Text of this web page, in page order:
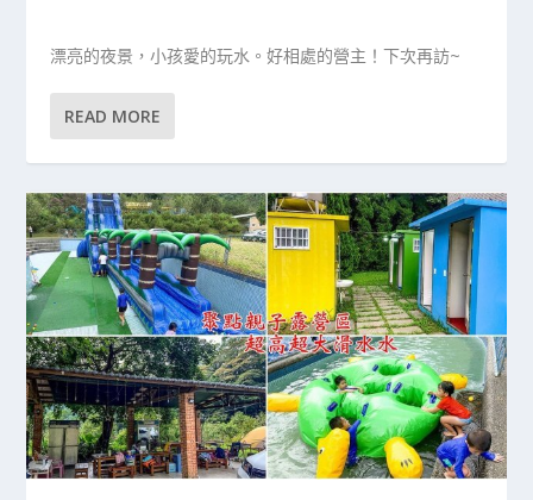
漂亮的夜景，小孩愛的玩水。好相處的營主！下次再訪~
READ MORE